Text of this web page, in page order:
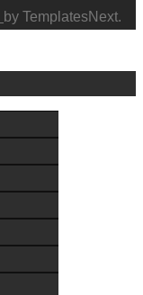
by TemplatesNext.